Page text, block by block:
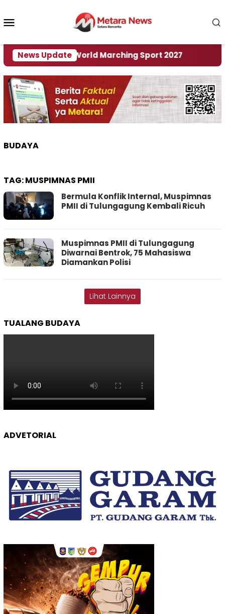
konten
News Update
Tuan Rumah World Marching Sport 2027
BUDAYA
TAG:MUSPIMNAS PMII
Bermula Konflik Internal, Muspimnas
PMII di Tulungagung Kembali Ricuh
Muspimnas PMII di Tulungagung
Diwarnai Bentrok, 75 Mahasiswa
Diamankan Polisi
Lihat Lainnya
TUALANG BUDAYA
ADVETORIAL